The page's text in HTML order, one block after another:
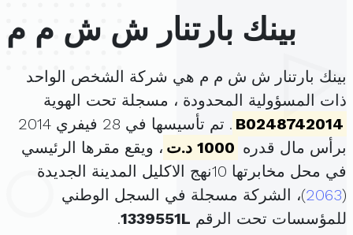
بينك بارتنار ش ش م م
بينك بارتنار ش ش م م هي شركة الشخص الواحد
ذات المسؤولية المحدودة ، مسجلة تحت الهوية
B0248742014
. تم تأسيسها في 28 فيفري 2014
برأس مال قدره 1000 د.ت
، ويقع مقرها الرئيسي
في محل مخابرتها 10نهج الاكليل المدينة الجديدة
(
2063)، الشركة مسجلة في السجل الوطني
للمؤسسات تحت الرقم 1339551L
.